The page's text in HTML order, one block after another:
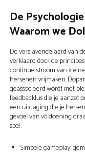
De
Waarom we
De verslavende aard van
verklaard door de
continue stroom van
hersenen vrijmaken.
geassocieerd wordt met
feedbacklus die je aanzet
een uitdaging die je
gevoel van voldoening
spel.
Simpele gameplay: